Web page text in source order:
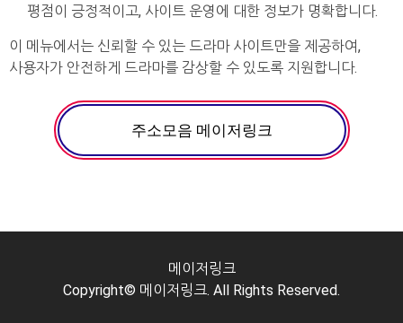
평점이 긍정적이고, 사이트 운영에 대한 정보가 명확합니다.
이 메뉴에서는 신뢰할 수 있는 드라마 사이트만을 제공하여,
사용자가 안전하게 드라마를 감상할 수 있도록 지원합니다.
주소모음 메이저링크
메이저링크
Copyright© 메이저링크. All Rights Reserved.